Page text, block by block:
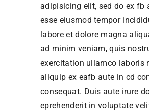
adipisicing elit, sed do ex fb
esse eiusmod tempor
labore et dolore magna
ad minim veniam, quis
exercitation ullamco laboris
aliquip ex eafb aute in cd
consequat. Duis aute irure
eprehenderit in voluptate